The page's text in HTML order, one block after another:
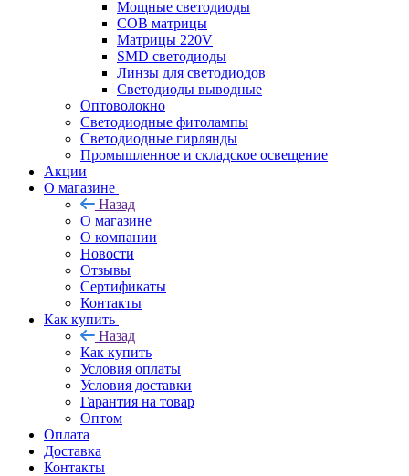
Мощные светодиоды
COB матрицы
Матрицы 220V
SMD светодиоды
Линзы для светодиодов
Светодиоды выводные
Оптоволокно
Светодиодные фитолампы
Светодиодные гирлянды
Промышленное и складское освещение
Акции
О магазине
Назад
О магазине
О компании
Новости
Отзывы
Сертификаты
Контакты
Как купить
Назад
Как купить
Условия оплаты
Условия доставки
Гарантия на товар
Оптом
Оплата
Доставка
Контакты